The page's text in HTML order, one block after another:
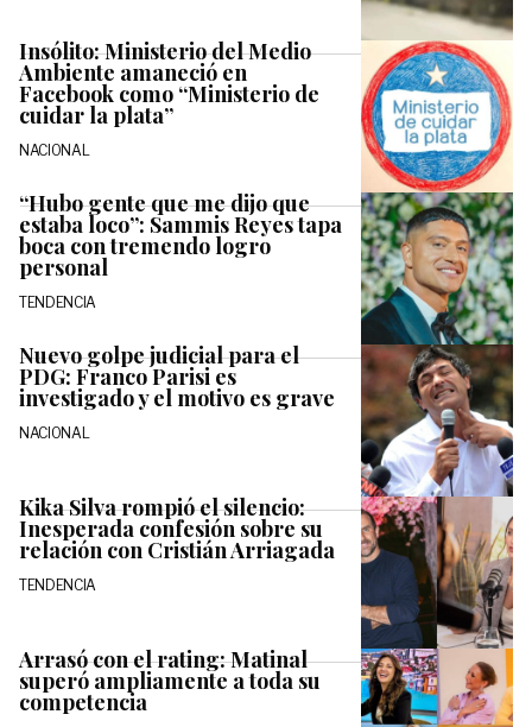
Insólito: Ministerio del Medio
Ambiente amaneció en
Facebook como “Ministerio de
cuidar la plata”
NACIONAL
“Hubo gente que me dijo que
estaba loco”: Sammis Reyes tapa
boca con tremendo logro
personal
TENDENCIA
Nuevo golpe judicial para el
PDG: Franco Parisi es
investigado y el motivo es grave
NACIONAL
Kika Silva rompió el silencio:
Inesperada confesión sobre su
relación con Cristián Arriagada
TENDENCIA
Arrasó con el rating: Matinal
superó ampliamente a toda su
competencia